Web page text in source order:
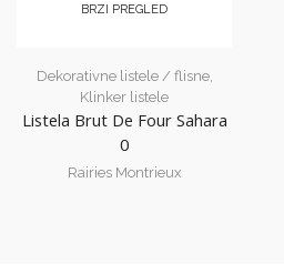
BRZI PREGLED
Dekorativne listele / flisne,
Klinker listele
Listela Brut De Four Sahara
0
Rairies Montrieux